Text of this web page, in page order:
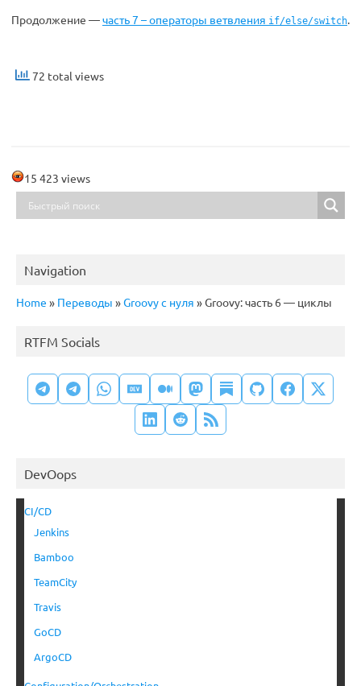
Продолжение —часть 7 – операторы ветвления if/else/switch.
72 total views
15 423 views
Navigation
Home » Переводы »Groovy с нуля »Groovy: часть 6 — циклы
RTFM Socials
DevOops
CI/CD
Jenkins
Bamboo
TeamCity
Travis
GoCD
ArgoCD